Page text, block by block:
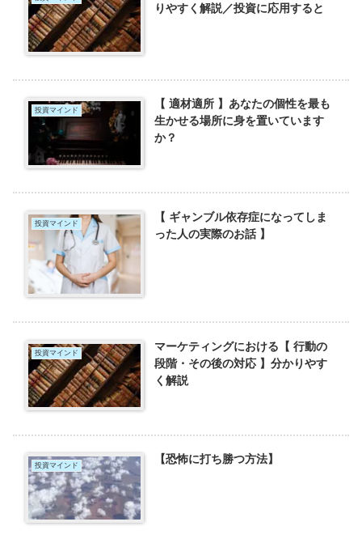
りやすく解説／投資に応用すると
投資マインド
【 適材適所 】あなたの個性を最も
生かせる場所に身を置いています
か？
投資マインド
【 ギャンブル依存症になってしま
った人の実際のお話 】
投資マインド
マーケティングにおける【 行動の
段階・その後の対応 】分かりやす
く解説
投資マインド 【恐怖に打ち勝つ方法】